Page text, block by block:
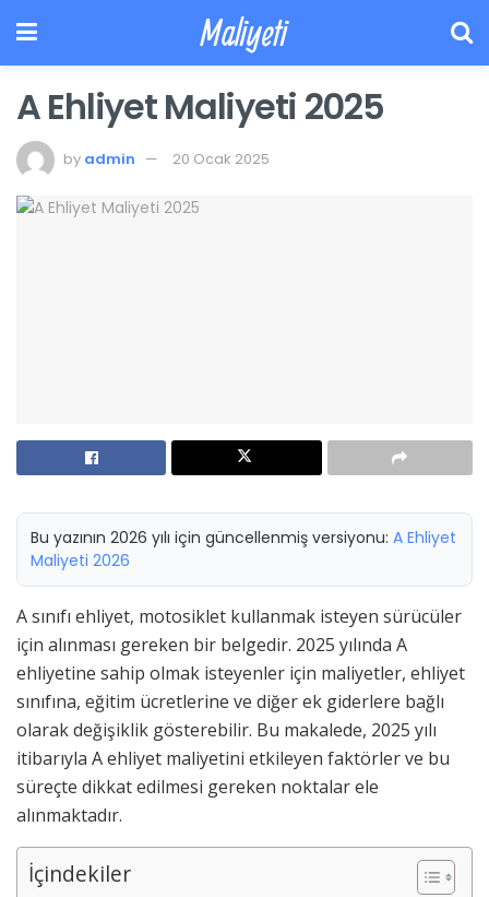
Maliyeti
A Ehliyet Maliyeti 2025
by admin 20 Ocak 2025
Bu yazının 2026 yılı için güncellenmiş versiyonu: A Ehliyet
Maliyeti 2026
A sınıfı ehliyet, motosiklet kullanmak isteyen sürücüler
için alınması gereken bir belgedir. 2025 yılında A
ehliyetine sahip olmak isteyenler için maliyetler, ehliyet
sınıfına, eğitim ücretlerine ve diğer ek giderlere bağlı
olarak değişiklik gösterebilir. Bu makalede, 2025 yılı
itibarıyla A ehliyet maliyetini etkileyen faktörler ve bu
süreçte dikkat edilmesi gereken noktalar ele
alınmaktadır.
İçindekiler